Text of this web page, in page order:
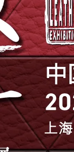
2026中国国际
ACLE